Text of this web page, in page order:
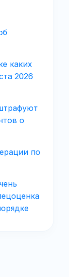
каких
2026
о
по